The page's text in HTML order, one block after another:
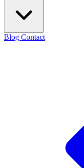
Blog Contact